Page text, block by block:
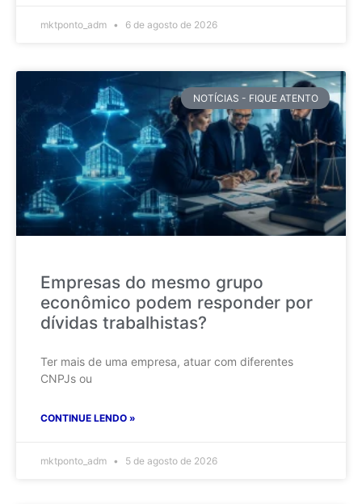
mktponto_adm 6 de agosto de 2026
NOTÍCIAS - FIQUE ATENTO
Empresas do mesmo grupo
econômico podem responder por
dívidas trabalhistas?
Ter mais de uma empresa, atuar com diferentes
CNPJs ou
CONTINUE LENDO »
mktponto_adm 5 de agosto de 2026